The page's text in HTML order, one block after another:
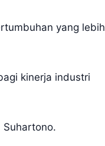
yang lebih
kinerja industri
Suhartono.